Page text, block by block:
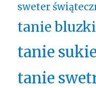
sweter
tanie
tanie
tanie